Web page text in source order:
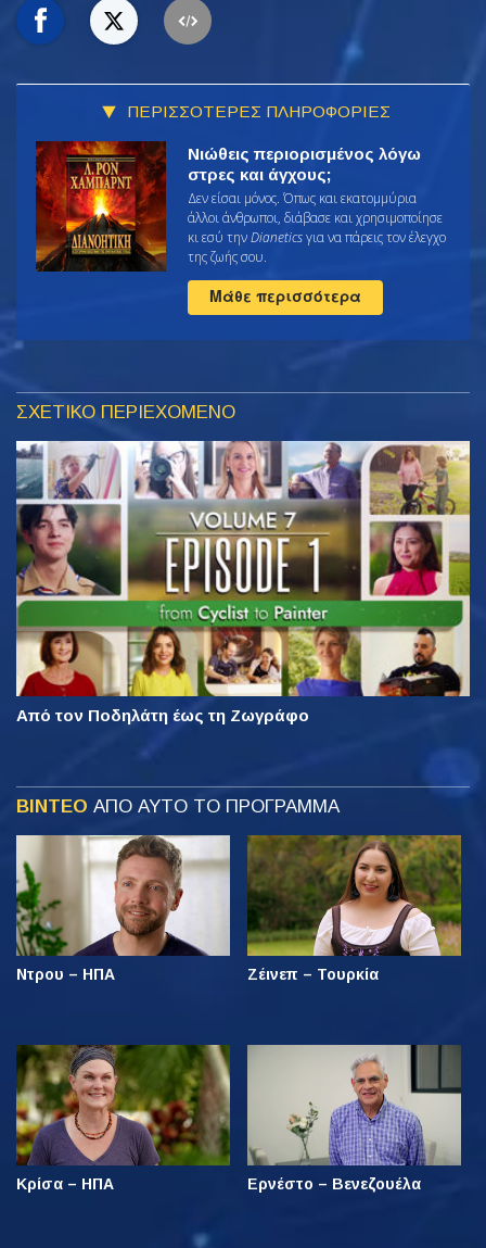
ΠΕΡΙΣΣΟΤΕΡΕΣ ΠΛΗΡΟΦΟΡΙΕΣ
Νιώθεις περιορισμένος λόγω
στρες και άγχους;
Δεν είσαι μόνος. Όπως και εκατομμύρια
άλλοι άνθρωποι, διάβασε και χρησιμοποίησε
κι εσύ τηνDianeticsγια να πάρεις τον έλεγχο
της ζωής σου.
Μάθε περισσότερα
ΣΧΕΤΙΚΟ ΠΕΡΙΕΧΟΜΕΝΟ
Από τον Ποδηλάτη έως τη Ζωγράφο
ΒΙΝΤΕΟ ΑΠΟ ΑΥΤΟ ΤΟ ΠΡΟΓΡΑΜΜΑ
Ντρου – ΗΠΑ Ζέινεπ – Τουρκία
Κρίσα – ΗΠΑ Ερνέστο – Βενεζουέλα